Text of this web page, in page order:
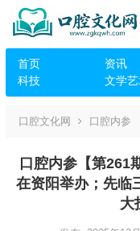
首页 资讯
科技
文学
口腔文化网 口腔内参
口腔内参【第261
在资阳举办；先临
大